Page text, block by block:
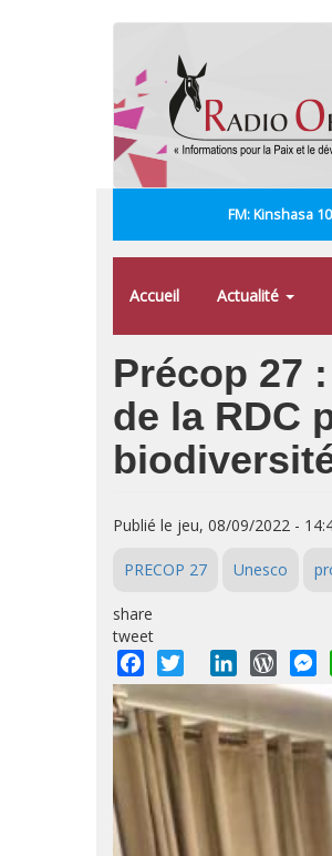
FM: Kinshasa
Accueil Actualité
Précop 27
de la RDC
Publié le jeu, 08/09/2022 -
PRECOP 27 Unesco
share
tweet
Facebook
Twitter LinkedIn